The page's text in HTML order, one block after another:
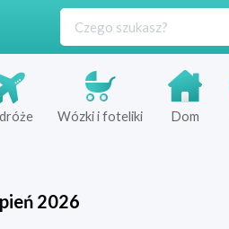
Wózki i foteliki Dom
2026